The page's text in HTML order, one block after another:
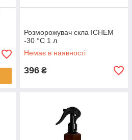
Розморожувач скла ICHEM
-30 °С 1 л
Немає в наявності
396 ₴